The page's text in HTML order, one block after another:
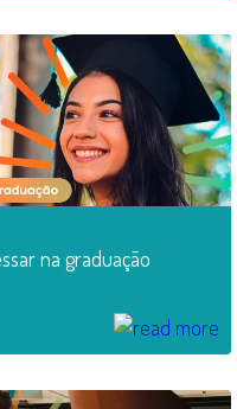
na graduação